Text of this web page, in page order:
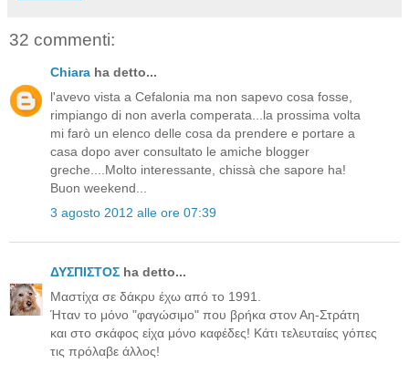
32 commenti:
Chiara ha detto...
l'avevo vista a Cefalonia ma non sapevo cosa fosse,
rimpiango di non averla comperata...la prossima volta
mi farò un elenco delle cosa da prendere e portare a
casa dopo aver consultato le amiche blogger
greche....Molto interessante, chissà che sapore ha!
Buon weekend...
3 agosto 2012 alle ore 07:39
ΔΥΣΠΙΣΤΟΣ ha detto...
Μαστίχα σε δάκρυ έχω από το 1991.
Ήταν το μόνο "φαγώσιμο" που βρήκα στον Αη-Στράτη
και στο σκάφος είχα μόνο καφέδες! Κάτι τελευταίες γόπες
τις πρόλαβε άλλος!